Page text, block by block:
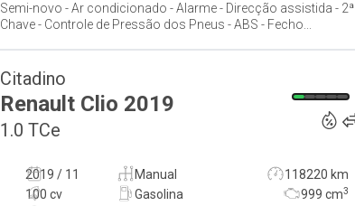
Semi-novo - Ar condicionado - Alarme - Direcção assistida - 2ª
Chave - Controle de Pressão dos Pneus - ABS - Fecho...
Citadino
Renault Clio 2019
1.0 TCe
2019 / 11 Manual
118220 km
100 cv
Gasolina 999 cm3